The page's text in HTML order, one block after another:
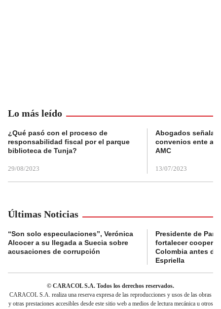
Lo más leído
¿Qué pasó con el proceso de
responsabilidad fiscal por el parque
biblioteca de Tunja?
29/08/2023
Abogados
convenios ente
AMC
13/07/2023
Últimas Noticias
“Son solo especulaciones”, Verónica
Alcocer a su llegada a Suecia sobre
acusaciones de corrupción
Presidente de
fortalecer
Colombia antes de
Espriella
© CARACOL S.A. Todos los derechos reservados.
CARACOL S.A. realiza una reserva expresa de las reproducciones y usos de las obras
y otras prestaciones accesibles desde este sitio web a medios de lectura mecánica u otros